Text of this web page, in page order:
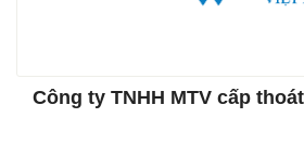
Công ty TNHH MTV cấp